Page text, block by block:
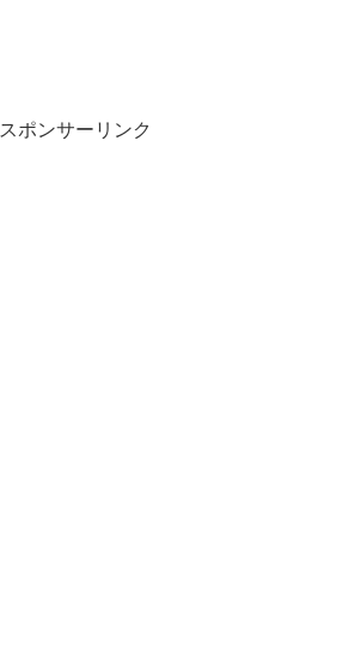
スポンサーリンク